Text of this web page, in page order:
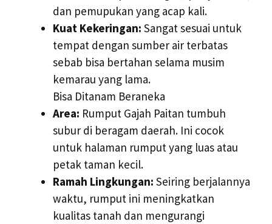
dan pemupukan yang acap kali.
Kuat Kekeringan: Sangat sesuai untuk
tempat dengan sumber air terbatas
sebab bisa bertahan selama musim
kemarau yang lama.
Bisa Ditanam Beraneka
Area: Rumput Gajah Paitan tumbuh
subur di beragam daerah. Ini cocok
untuk halaman rumput yang luas atau
petak taman kecil.
Ramah Lingkungan: Seiring berjalannya
waktu, rumput ini meningkatkan
kualitas tanah dan mengurangi